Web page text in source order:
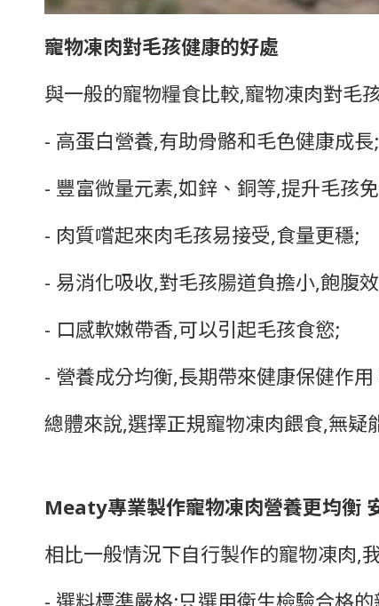
寵物凍肉對毛孩健康的好處
與一般的寵物糧食比較,寵物凍肉對毛
- 高蛋白營養,有助骨骼和毛色健康成長;
- 豐富微量元素,如鋅、銅等,提升毛孩
- 肉質嚐起來肉毛孩易接受,食量更穩;
- 易消化吸收,對毛孩腸道負擔小,飽腹
- 口感軟嫩帶香,可以引起毛孩食慾;
- 營養成分均衡,長期帶來健康保健作用
總體來說,選擇正規寵物凍肉餵食,無疑
Meaty專業製作寵物凍肉營養更均衡
相比一般情況下自行製作的寵物凍肉,
- 選料標準嚴格:只選用衛生檢驗合格的